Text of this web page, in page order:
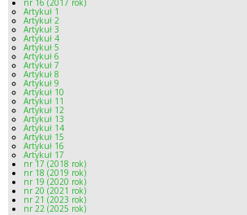
nr 16 (2017 rok)
Artykuł 1
Artykuł 2
Artykuł 3
Artykuł 4
Artykuł 5
Artykuł 6
Artykuł 7
Artykuł 8
Artykuł 9
Artykuł 10
Artykuł 11
Artykuł 12
Artykuł 13
Artykuł 14
Artykuł 15
Artykuł 16
Artykuł 17
nr 17 (2018 rok)
nr 18 (2019 rok)
nr 19 (2020 rok)
nr 20 (2021 rok)
nr 21 (2023 rok)
nr 22 (2025 rok)